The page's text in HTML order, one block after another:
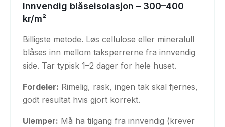
Innvendig blåseisolasjon – 300–400
kr/m²
Billigste metode. Løs cellulose eller mineralull
blåses inn mellom taksperrerne fra innvendig
side. Tar typisk 1–2 dager for hele huset.
Fordeler: Rimelig, rask, ingen tak skal fjernes,
godt resultat hvis gjort korrekt.
Ulemper: Må ha tilgang fra innvendig (krever